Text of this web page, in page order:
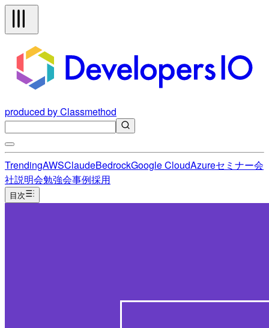
produced by Classmethod
TrendingAWSClaudeBedrockGoogle CloudAzureセミナー会
社説明会勉強会事例採用
目次